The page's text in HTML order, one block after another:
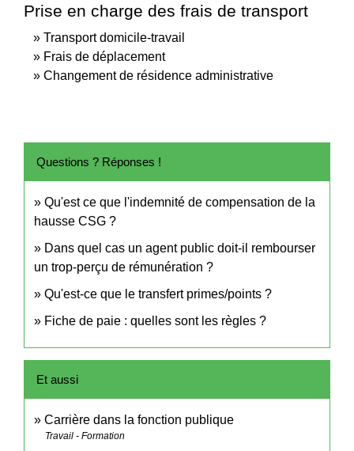
Prise en charge des frais de transport
Transport domicile-travail
Frais de déplacement
Changement de résidence administrative
Questions ? Réponses !
Qu'est ce que l'indemnité de compensation de la
hausse CSG ?
Dans quel cas un agent public doit-il rembourser
un trop-perçu de rémunération ?
Qu'est-ce que le transfert primes/points ?
Fiche de paie : quelles sont les règles ?
Et aussi
Carrière dans la fonction publique
Travail - Formation